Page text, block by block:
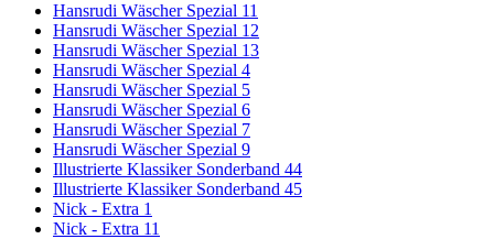
Hansrudi Wäscher Spezial 11
Hansrudi Wäscher Spezial 12
Hansrudi Wäscher Spezial 13
Hansrudi Wäscher Spezial 4
Hansrudi Wäscher Spezial 5
Hansrudi Wäscher Spezial 6
Hansrudi Wäscher Spezial 7
Hansrudi Wäscher Spezial 9
Illustrierte Klassiker Sonderband 44
Illustrierte Klassiker Sonderband 45
Nick - Extra 1
Nick - Extra 11